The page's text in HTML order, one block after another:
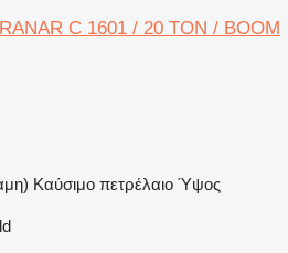
C 1601 / 20 TON / BOOM
Καύσιμο πετρέλαιο Ύψος